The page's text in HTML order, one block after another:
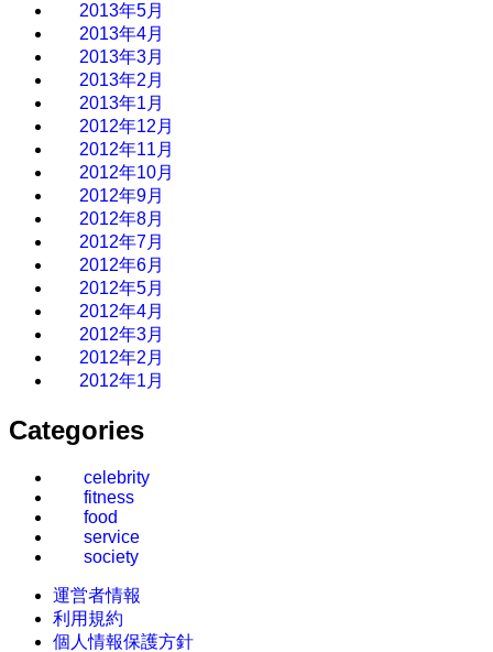
2013年5月
2013年4月
2013年3月
2013年2月
2013年1月
2012年12月
2012年11月
2012年10月
2012年9月
2012年8月
2012年7月
2012年6月
2012年5月
2012年4月
2012年3月
2012年2月
2012年1月
Categories
celebrity
fitness
food
service
society
運営者情報
利用規約
個人情報保護方針